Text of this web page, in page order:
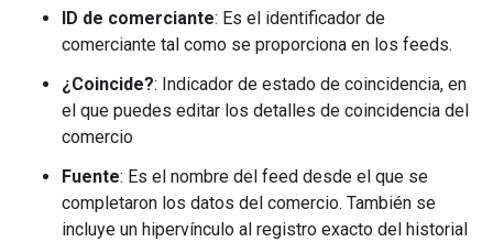
ID de comerciante: Es el identificador de
comerciante tal como se proporciona en los feeds.
¿Coincide?: Indicador de estado de coincidencia, en
el que puedes editar los detalles de coincidencia del
comercio
Fuente: Es el nombre del feed desde el que se
completaron los datos del comercio. También se
incluye un hipervínculo al registro exacto del historial